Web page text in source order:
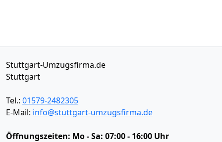
Stuttgart-Umzugsfirma.de
Stuttgart
Tel.: 01579-2482305
E-Mail: info@stuttgart-umzugsfirma.de
Öffnungszeiten: Mo - Sa: 07:00 - 16:00 Uhr